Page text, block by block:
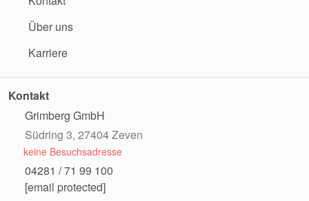
Über uns
Karriere
Kontakt
Grimberg GmbH
Südring 3, 27404 Zeven
keine Besuchsadresse
04281 / 71 99 100
[email protected]